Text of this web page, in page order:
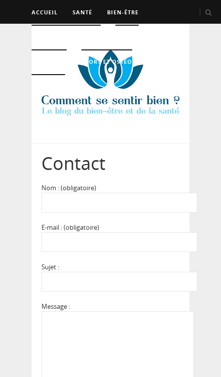
ACCUEIL SANTÉ BIEN-ÊTRE
SPORT ET OSTÉO
Contact
Nom : (obligatoire)
E-mail : (obligatoire)
Sujet :
Message :